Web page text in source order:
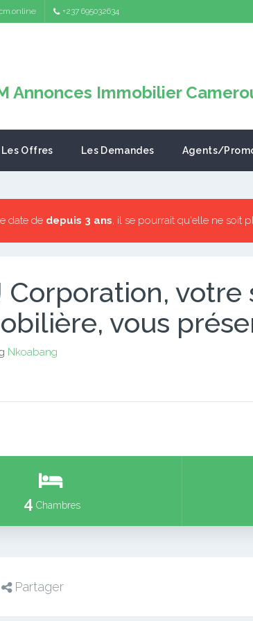
+237 695032634
Les Offres Les Demandes Agents/
date de depuis 3 ans, il se pourrait qu'elle ne soit
Corporation, votre
vous
Nkoabang
4 Chambres
Partager